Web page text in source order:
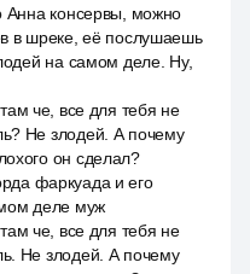
Анна консервы, можно
в шреке, её послушаешь
на самом деле. Ну,
че, все для тебя не
Не злодей. А почему
он сделал?
фаркуада и его
деле муж
че, все для тебя не
Не злодей. А почему